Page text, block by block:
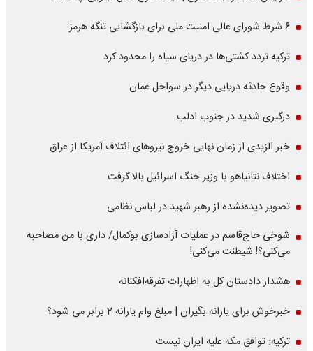
۶ شرط شورای عالی امنیت ملی برای بازگشایی تنگه هرمز
ترکیه تردد کشتی‌ها در دریای سیاه را محدود کرد
وقوع حادثه دریایی دیگر در سواحل عمان
درگیری شدید در جنوب ادلب
خبر الزیدی از زمان نهایی خروج نیروهای ائتلاف آمریکا از عراق
اختلاف نتانیاهو با وزیر جنگ اسرائیل بالا گرفت
تصویر دیده‌نشده از رهبر شهید در لباس نظامی
شوخی حاج‌قاسم در عملیات آزادسازی بوکمال/ داری با من مصاحبه‌
می‌کنی؟! شیطنت می‌کنی!
هشدار دادستان کل به اظهارات تفرقه‌افکنانه
خبرخوش برای یارانه بگیران | مبلغ وام یارانه 2 برابر می شود؟
ترکیه: توافق مکه علیه ایران نیست